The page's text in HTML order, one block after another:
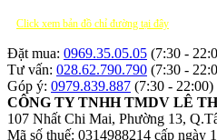
Click xem bản đồ chỉ đường tại đây
Đặt mua: 0969.35.05.05 (7:30 -
Tư vấn: 028.62.790.790 (7:30 -
Góp ý: 0979.839.887 (7:30 - 22:00)
CÔNG TY TNHH TMDV LÊ
107 Nhất Chi Mai, Phường 13,
Mã số thuế: 0314988214 cấp ngày